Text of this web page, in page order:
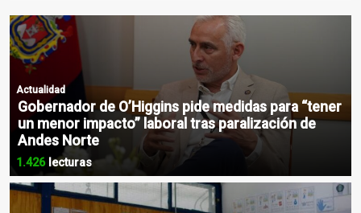
Actualidad
Gobernador de O’Higgins pide medidas para “tener
un menor impacto” laboral tras paralización de
Andes Norte
1.426lecturas